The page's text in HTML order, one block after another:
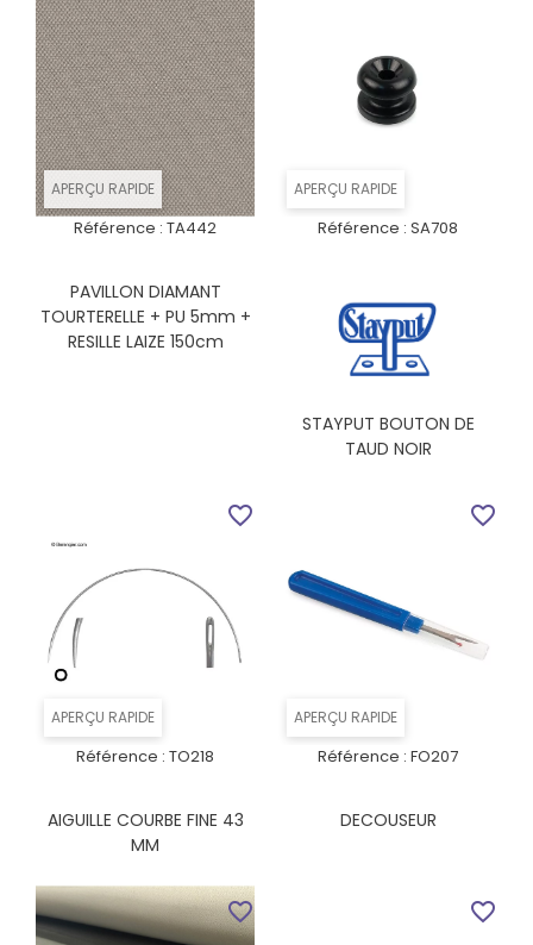
APERÇU RAPIDE
Référence : TA442
PAVILLON DIAMANT
TOURTERELLE + PU 5mm +
RESILLE LAIZE 150cm
APERÇU RAPIDE
Référence : SA708
STAYPUT BOUTON DE
TAUD NOIR
APERÇU RAPIDE
Référence : TO218
AIGUILLE COURBE FINE 43
MM
favorite_border
APERÇU RAPIDE
Référence : FO207
DECOUSEUR
favorite_border
favorite_border favorite_border